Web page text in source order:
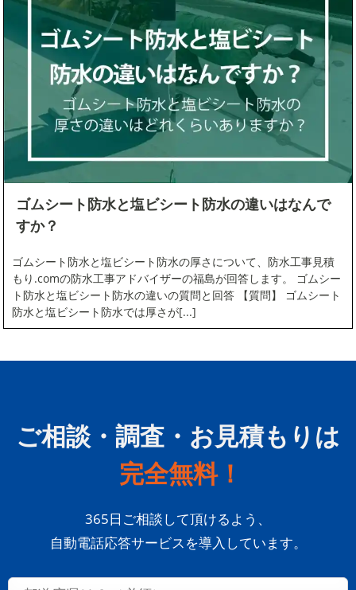
コラム
シート防水
ハウスメーカー
マンション
メディア掲載
外壁塗装
大規模修繕工事
火災保険
防水工事よくある疑問100選
防水工事全般
ゴムシート防水と塩ビシート防水の違いはなんで
すか？
ゴムシート防水と塩ビシート防水の厚さについて、防水工事見積
もり.comの防水工事アドバイザーの福島が回答します。 ゴムシー
ト防水と塩ビシート防水の違いの質問と回答 【質問】 ゴムシート
防水と塩ビシート防水では厚さが[...]
ご相談・調査・お見積もりは
完全無料！
365日ご相談して頂けるよう、
自動電話応答サービスを導入しています。